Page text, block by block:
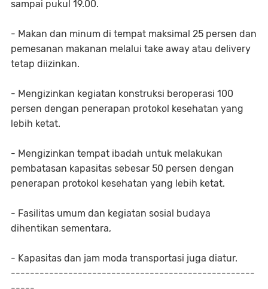
sampai pukul 19.00.
- Makan dan minum di tempat maksimal 25 persen dan
pemesanan makanan melalui take away atau delivery
tetap diizinkan.
- Mengizinkan kegiatan konstruksi beroperasi 100
persen dengan penerapan protokol kesehatan yang
lebih ketat.
- Mengizinkan tempat ibadah untuk melakukan
pembatasan kapasitas sebesar 50 persen dengan
penerapan protokol kesehatan yang lebih ketat.
- Fasilitas umum dan kegiatan sosial budaya
dihentikan sementara,
- Kapasitas dan jam moda transportasi juga diatur.
---------------------------------------------------